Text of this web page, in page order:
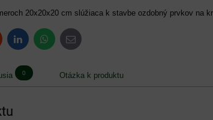
20x20x20 cm slúžiaca k stavbe ozdobný prvkov na
LinkedInWhatsApp
E-
mail
0 Otázka k produktu